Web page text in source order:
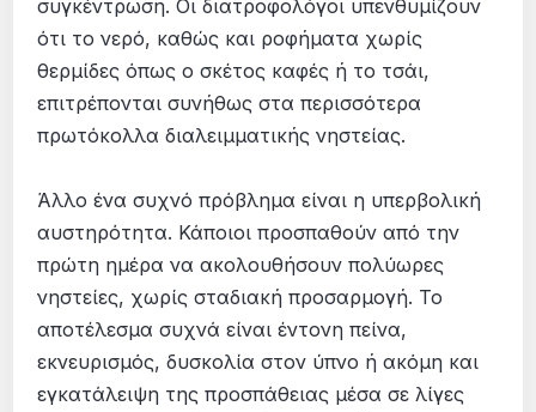
συγκέντρωση. Οι διατροφολόγοι υπενθυμίζουν
ότι το νερό, καθώς και ροφήματα χωρίς
θερμίδες όπως ο σκέτος καφές ή το τσάι,
επιτρέπονται συνήθως στα περισσότερα
πρωτόκολλα διαλειμματικής νηστείας.
Άλλο ένα συχνό πρόβλημα είναι η υπερβολική
αυστηρότητα. Κάποιοι προσπαθούν από την
πρώτη ημέρα να ακολουθήσουν πολύωρες
νηστείες, χωρίς σταδιακή προσαρμογή. Το
αποτέλεσμα συχνά είναι έντονη πείνα,
εκνευρισμός, δυσκολία στον ύπνο ή ακόμη και
εγκατάλειψη της προσπάθειας μέσα σε λίγες